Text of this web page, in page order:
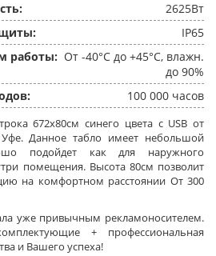
2625Вт
IP65
работы: От -40°C до +45°C, влажн.
до 90%
100 000 часов
672x80см синего цвета c USB от
Данное табло имеет небольшой
подойдет как для наружного
помещения. Высота 80см позволит
на комфортном расстоянии От 300
уже привычным рекламоносителем.
+ профессиональная
и Вашего успеха!